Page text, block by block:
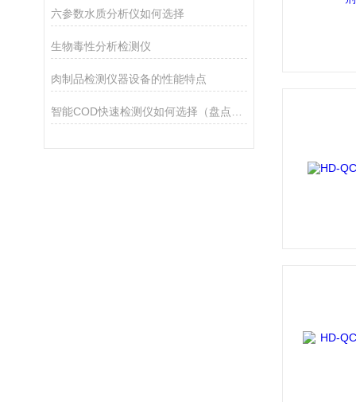
六参数水质分析仪如何选择
生物毒性分析检测仪
肉制品检测仪器设备的性能特点